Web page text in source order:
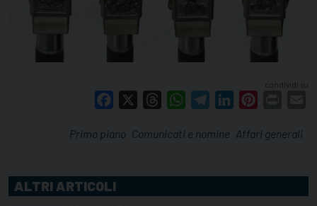
condividi su
Facebook ThreadsWhatsAppTelegramLinkedIn
Affari generali
Comunicati e nomine
Primo piano
ALTRI ARTICOLI